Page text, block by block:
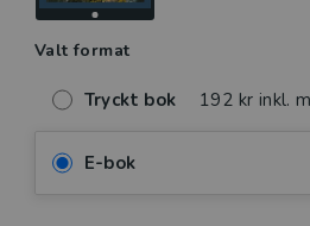
Valt format
Tryckt bok 192 kr inkl.
E-bok